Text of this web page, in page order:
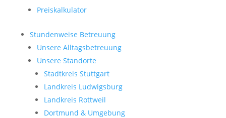
Preiskalkulator
Stundenweise Betreuung
Unsere Alltagsbetreuung
Unsere Standorte
Stadtkreis Stuttgart
Landkreis Ludwigsburg
Landkreis Rottweil
Dortmund & Umgebung